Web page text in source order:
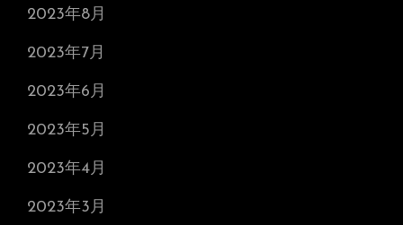
2023年8月
2023年7月
2023年6月
2023年5月
2023年4月
2023年3月